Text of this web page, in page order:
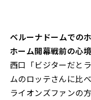
――ベルーナドームで
ホーム開幕戦前の心
西口「ビジターだと
ムのロッテさんに比
ライオンズファンの